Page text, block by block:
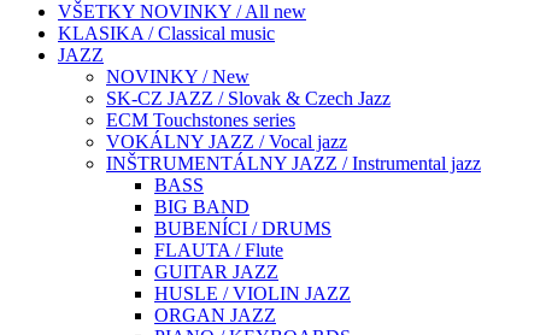
VŠETKY NOVINKY / All new
KLASIKA / Classical music
JAZZ
NOVINKY / New
SK-CZ JAZZ / Slovak & Czech Jazz
ECM Touchstones series
VOKÁLNY JAZZ / Vocal jazz
INŠTRUMENTÁLNY JAZZ / Instrumental jazz
BASS
BIG BAND
BUBENÍCI / DRUMS
FLAUTA / Flute
GUITAR JAZZ
HUSLE / VIOLIN JAZZ
ORGAN JAZZ